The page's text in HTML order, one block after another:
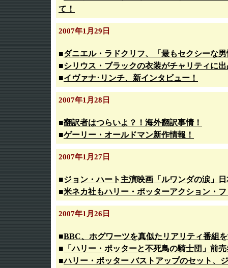
て！
2007年1月29日
■ダニエル・ラドクリフ、「最もセクシーな
■シリウス・ブラックの衣装がチャリティに
■イヴァナ･リンチ、新インタビュー！
2007年1月28日
■翻訳者はつらいよ？！海外翻訳事情！
■ゲーリー・オールドマン新作情報！
2007年1月27日
■ジョン・ハート主演映画「ルワンダの涙」
■米ネカ社もハリー・ポッターアクション・
2007年1月26日
■BBC、ホグワーツを真似たリアリティ番組
■ 「ハリー・ポッターと不死鳥の騎士団」前
■ハリー・ポッター バストアップのセット、